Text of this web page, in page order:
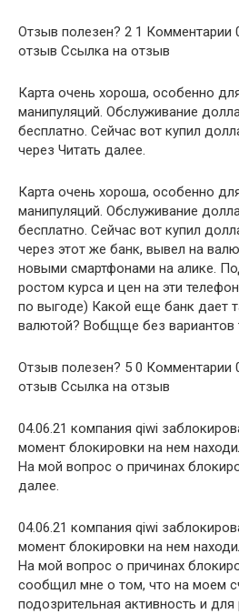
Отзыв полезен? 2 1 Комментарии
отзыв Ссылка на отзыв
Карта очень хороша, особенно
манипуляций. Обслуживание
бесплатно. Сейчас вот купил
через Читать далее.
Карта очень хороша, особенно
манипуляций. Обслуживание
бесплатно. Сейчас вот купил
через этот же банк, вывел на
новыми смартфонами на алике.
ростом курса и цен на эти
по выгоде) Какой еще банк дает
валютой? Вобщще без
Отзыв полезен? 5 0 Комментарии
отзыв Ссылка на отзыв
04.06.21 компания qiwi
момент блокировки на нем
На мой вопрос о причинах
далее.
04.06.21 компания qiwi
момент блокировки на нем
На мой вопрос о причинах
сообщил мне о том, что на моем
подозрительная активность и